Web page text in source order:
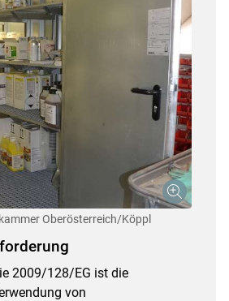
Oberösterreich/Köppl
2009/128/EG ist die
von